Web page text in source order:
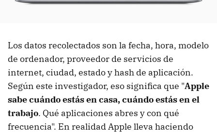
Los datos recolectados son la fecha, hora, modelo
de ordenador, proveedor de servicios de
internet, ciudad, estado y hash de aplicación.
Según este investigador, eso significa que "Apple
sabe cuándo estás en casa, cuándo estás en el
trabajo. Qué aplicaciones abres y con qué
frecuencia". En realidad Apple lleva haciendo